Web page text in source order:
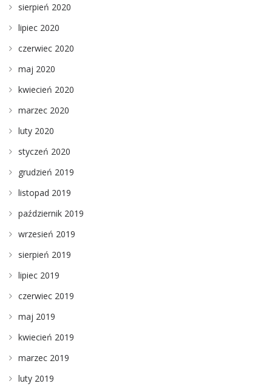
sierpień 2020
lipiec 2020
czerwiec 2020
maj 2020
kwiecień 2020
marzec 2020
luty 2020
styczeń 2020
grudzień 2019
listopad 2019
październik 2019
wrzesień 2019
sierpień 2019
lipiec 2019
czerwiec 2019
maj 2019
kwiecień 2019
marzec 2019
luty 2019